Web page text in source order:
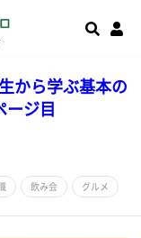
から学ぶ基本の
ージ目
飲み会 グルメ